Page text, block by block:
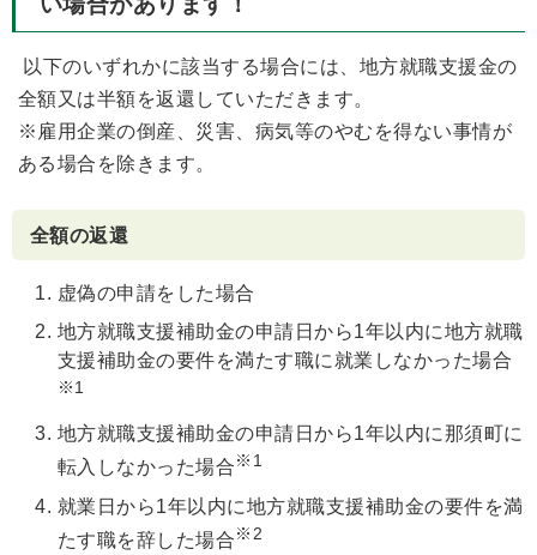
以下のいずれかに該当する場合には、地方就職支援金の
全額又は半額を返還していただきます。
※雇用企業の倒産、災害、病気等のやむを得ない事情が
ある場合を除きます。
全額の返還
虚偽の申請をした場合
地方就職支援補助金の申請日から1年以内に地方就職
支援補助金の要件を満たす職に就業しなかった場合
※1
地方就職支援補助金の申請日から1年以内に那須町に
転入しなかった場合 ※1
就業日から1年以内に地方就職支援補助金の要件を満
たす職を辞した場合 ※2